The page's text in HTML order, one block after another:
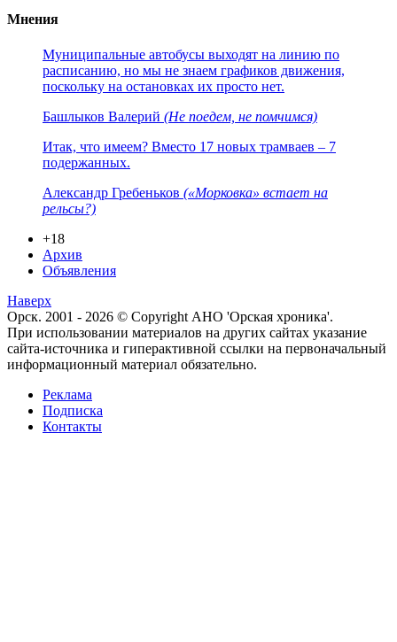
Мнения
Муниципальные автобусы выходят на линию по
расписанию, но мы не знаем графиков движения,
поскольку на остановках их просто нет.
Башлыков Валерий (Не поедем, не помчимся)
Итак, что имеем? Вместо 17 новых трамваев – 7
подержанных.
Александр Гребеньков («Морковка» встает на
рельсы?)
+18
Архив
Объявления
Наверх
Орск. 2001 - 2026 © Copyright АНО 'Орская хроника'.
При использовании материалов на других сайтах указание
сайта-источника и гиперактивной ссылки на первоначальный
информационный материал обязательно.
Реклама
Подписка
Контакты